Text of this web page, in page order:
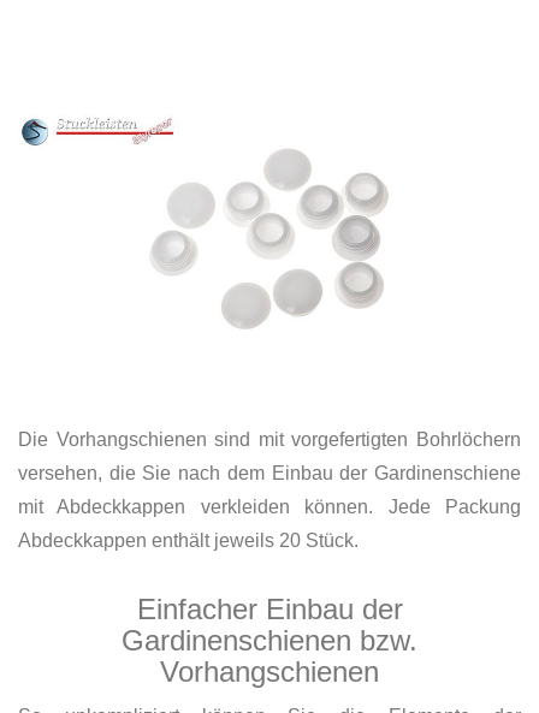
Die Vorhangschienen sind mit vorgefertigten Bohrlöchern
versehen, die Sie nach dem Einbau der Gardinenschiene
mit Abdeckkappen verkleiden können. Jede Packung
Abdeckkappen enthält jeweils 20 Stück.
Einfacher Einbau der
Gardinenschienen bzw.
Vorhangschienen